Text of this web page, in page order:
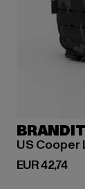
BRANDIT
US Cooper
EUR 42,74
Huidige prijs: